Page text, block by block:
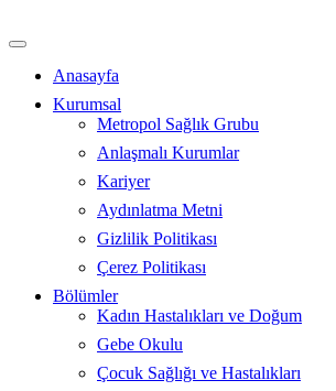
atla
Anasayfa
Kurumsal
Metropol Sağlık Grubu
Anlaşmalı Kurumlar
Kariyer
Aydınlatma Metni
Gizlilik Politikası
Çerez Politikası
Bölümler
Kadın Hastalıkları ve Doğum
Gebe Okulu
Çocuk Sağlığı ve Hastalıkları